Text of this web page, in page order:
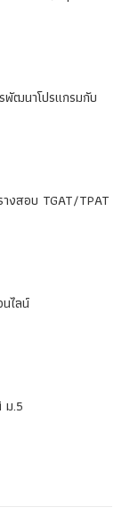
ฒนาโปรแกรมกับ
งสอบ TGAT/TPAT
ไลน์
ม.5